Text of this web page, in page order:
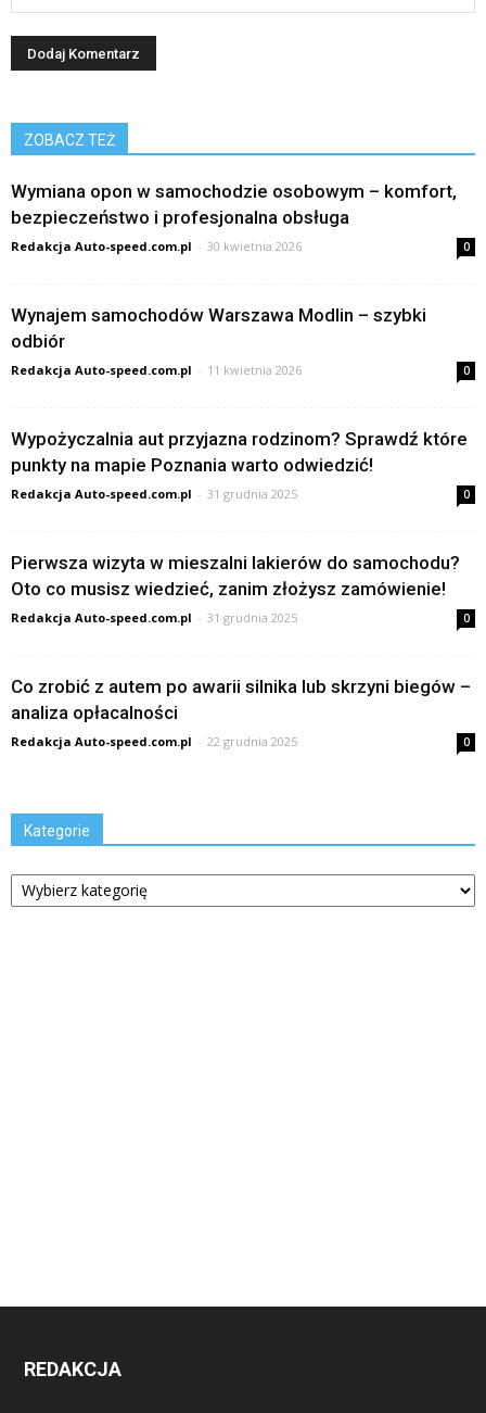
ZOBACZ TEŻ
Wymiana opon w samochodzie osobowym – komfort,
bezpieczeństwo i profesjonalna obsługa
Redakcja Auto-speed.com.pl - 30 kwietnia 2026 0
Wynajem samochodów Warszawa Modlin – szybki
odbiór
Redakcja Auto-speed.com.pl - 11 kwietnia 2026 0
Wypożyczalnia aut przyjazna rodzinom? Sprawdź które
punkty na mapie Poznania warto odwiedzić!
Redakcja Auto-speed.com.pl - 31 grudnia 2025 0
Pierwsza wizyta w mieszalni lakierów do samochodu?
Oto co musisz wiedzieć, zanim złożysz zamówienie!
Redakcja Auto-speed.com.pl - 31 grudnia 2025 0
Co zrobić z autem po awarii silnika lub skrzyni biegów –
analiza opłacalności
Redakcja Auto-speed.com.pl - 22 grudnia 2025 0
Kategorie
Kategorie
REDAKCJA